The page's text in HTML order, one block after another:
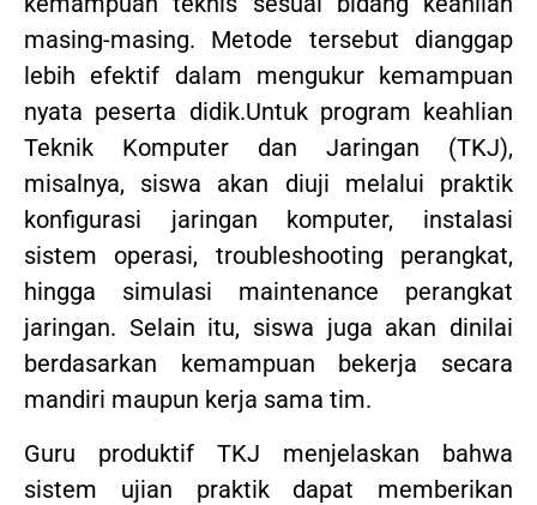
masing-masing. Metode tersebut dianggap
lebih efektif dalam mengukur kemampuan
nyata peserta didik.Untuk program keahlian
Teknik Komputer dan Jaringan (TKJ),
misalnya, siswa akan diuji melalui praktik
konfigurasi jaringan komputer, instalasi
sistem operasi, troubleshooting perangkat,
hingga simulasi maintenance perangkat
jaringan. Selain itu, siswa juga akan dinilai
berdasarkan kemampuan bekerja secara
mandiri maupun kerja sama tim.
Guru produktif TKJ menjelaskan bahwa
sistem ujian praktik dapat memberikan